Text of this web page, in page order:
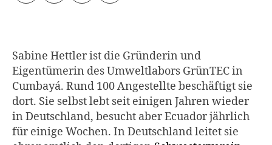
Sabine Hettler ist die Gründerin und
Eigentümerin des Umweltlabors GrünTEC in
Cumbayá. Rund 100 Angestellte beschäftigt sie
dort. Sie selbst lebt seit einigen Jahren wieder
in Deutschland, besucht aber Ecuador jährlich
für einige Wochen. In Deutschland leitet sie